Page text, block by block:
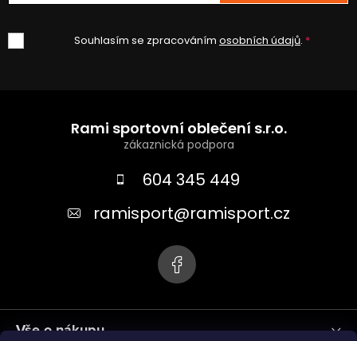
Souhlasím se zpracováním osobních údajů.
Rami sportovní oblečení s.r.o.
604 345 449
ramisport@ramisport.cz
Vše o nákupu